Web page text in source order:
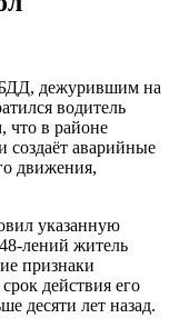
дежурившим на
водитель
что в районе
создаёт аварийные
движения,
указанную
лений житель
признаки
действия его
десяти лет назад.